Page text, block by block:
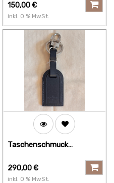
150,00€
inkl. 0 % MwSt.
Taschenschmuck
290,00€
inkl. 0 % MwSt.